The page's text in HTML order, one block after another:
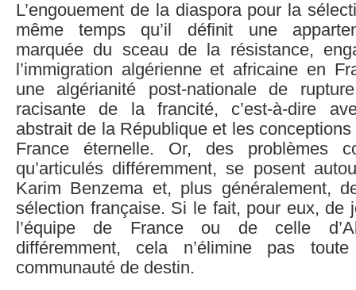
L’engouement de la diaspora pour la
même temps qu’il définit une
marquée du sceau de la résistance,
l’immigration algérienne et africaine en
une algérianité post-nationale de
racisante de la francité, c’est-à-dire
abstrait de la République et les conceptions
France éternelle. Or, des problèmes
qu’articulés différemment, se posent
Karim Benzema et, plus généralement,
sélection française. Si le fait, pour eux, de
l’équipe de France ou de celle
différemment, cela n’élimine pas
communauté de destin.